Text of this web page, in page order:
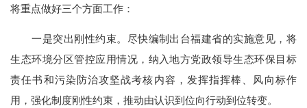
将重点做好三个方面工作：
一是突出刚性约束。尽快编制出台福建省的实施意见，将
生态环境分区管控应用情况，纳入地方党政领导生态环保目标
责任书和污染防治攻坚战考核内容，发挥指挥棒、风向标作
用，强化制度刚性约束，推动由认识到位向行动到位转变。